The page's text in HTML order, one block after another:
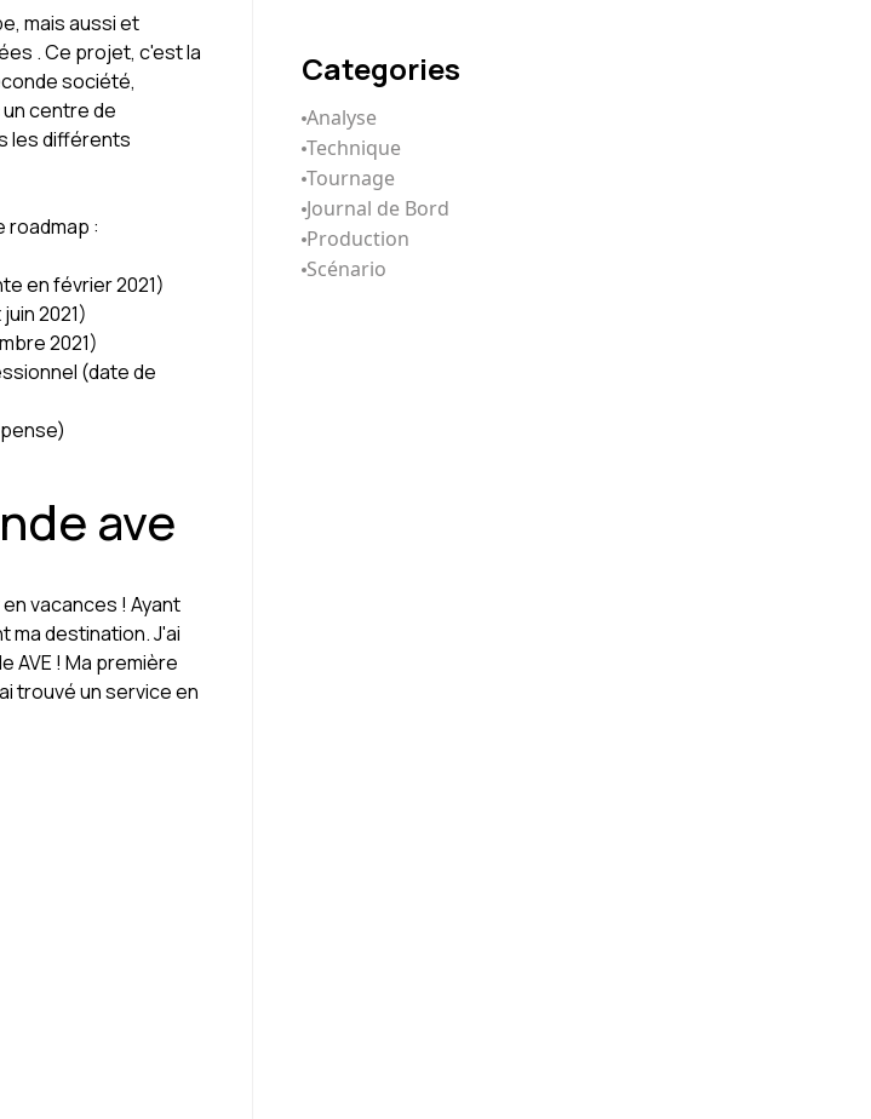
mais aussi et
. Ce projet, c'est la
société,
centre de
les différents
roadmap :
en février 2021)
2021)
2021)
(date de
ave
vacances ! Ayant
ma destination. J'ai
AVE ! Ma première
trouvé un service en
Categories
Analyse
Technique
Tournage
Journal de Bord
Production
Scénario